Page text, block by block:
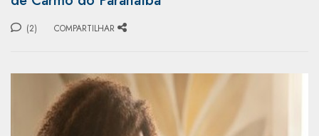
(2) COMPARTILHAR